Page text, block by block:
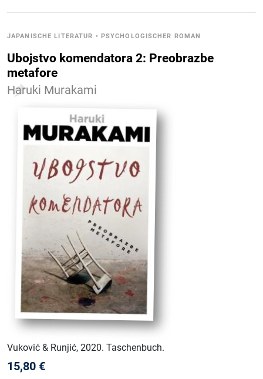
JAPANISCHE LITERATUR • PSYCHOLOGISCHER ROMAN
Ubojstvo komendatora 2: Preobrazbe
metafore
Haruki Murakami
Vuković & Runjić, 2020. Taschenbuch.
15,80 €